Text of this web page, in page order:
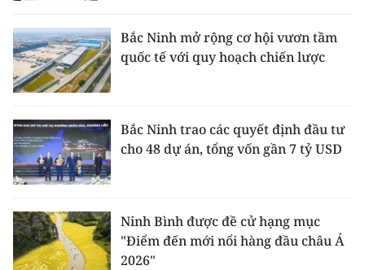
Bắc Ninh mở rộng cơ hội vươn tầm
quốc tế với quy hoạch chiến lược
Bắc Ninh trao các quyết định đầu tư
cho 48 dự án, tổng vốn gần 7 tỷ USD
Ninh Bình được đề cử hạng mục
"Điểm đến mới nổi hàng đầu châu Á
2026"